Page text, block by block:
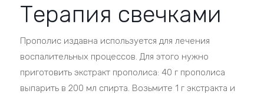
Терапия свечками
Прополис издавна используется для лечения
воспалительных процессов. Для этого нужно
приготовить экстракт прополиса: 40 г прополиса
выпарить в 200 мл спирта. Возьмите 1 г экстракта и